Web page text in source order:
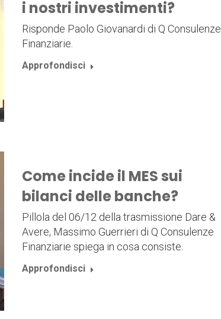
i nostri investimenti?
Risponde Paolo Giovanardi di Q Consulenze
Finanziarie.
Approfondisci
Come incide il MES sui
bilanci delle banche?
Pillola del 06/12 della trasmissione Dare &
Avere, Massimo Guerrieri di Q Consulenze
Finanziarie spiega in cosa consiste.
Approfondisci